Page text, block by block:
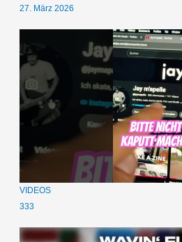
27. März 2026
VIDEOS
333